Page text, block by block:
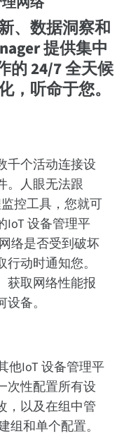
、数据洞察和
提供集中
的 24/7 全天候
，听命于您。
千个活动连接设
。人眼无法跟
控工具，您就可
IoT 设备管理平
络是否受到破坏
动时通知您。
获取网络性能报
备。
他IoT 设备管理平
次性配置所有设
，以及在组中管
组和单个配置。